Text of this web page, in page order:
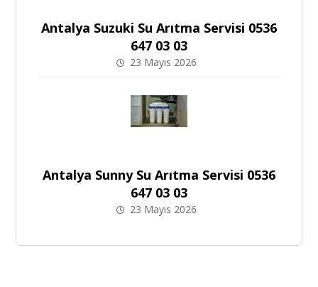
Antalya Suzuki Su Arıtma Servisi 0536
647 03 03
23 Mayıs 2026
Antalya Sunny Su Arıtma Servisi 0536
647 03 03
23 Mayıs 2026